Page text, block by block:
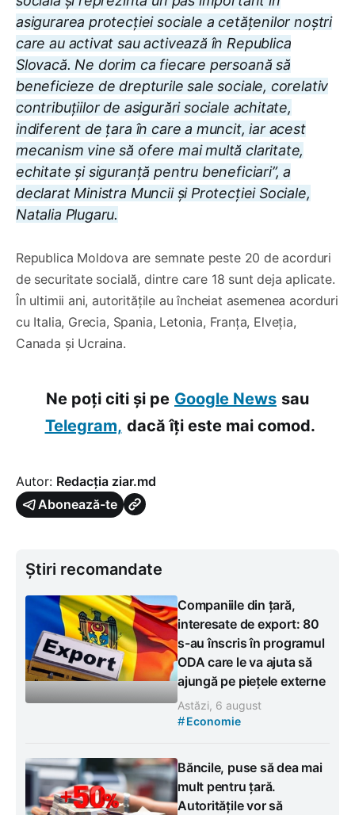
asigurarea protecției sociale a cetățenilor noștri
care au activat sau activează în Republica
Slovacă. Ne dorim ca fiecare persoană să
beneficieze de drepturile sale sociale, corelativ
contribuțiilor de asigurări sociale achitate,
indiferent de țara în care a muncit, iar acest
mecanism vine să ofere mai multă claritate,
echitate și siguranță pentru beneficiari”, a
declarat Ministra Muncii și Protecției Sociale,
Natalia Plugaru.
Republica Moldova are semnate peste 20 de acorduri
de securitate socială, dintre care 18 sunt deja aplicate.
În ultimii ani, autoritățile au încheiat asemenea acorduri
cu Italia, Grecia, Spania, Letonia, Franța, Elveția,
Canada și Ucraina.
Ne poți citi și pe Google News sau
Telegram, dacă îți este mai comod.
Autor: Redacția ziar.md
Abonează-te
Știri recomandate
Companiile din țară,
interesate de export: 80
s-au înscris în programul
ODA care le va ajuta să
ajungă pe piețele externe
Astăzi, 6 august
#Economie
Băncile, puse să dea mai
mult pentru țară.
Autoritățile vor să